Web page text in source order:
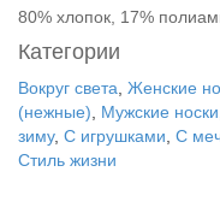
80% хлопок, 17%
Категории
Вокруг света Женские
(нежные)
Мужские носки
зиму, С игрушками С
Стиль жизни